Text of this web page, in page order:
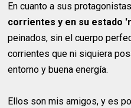
En cuanto a sus protagonistas
corrientes y en su estado
peinados, sin el cuerpo
corrientes que ni siquiera
entorno y buena energía.
Ellos son mis amigos, y es